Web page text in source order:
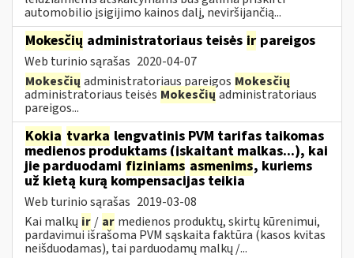
automobilio įsigijimo kainos dalį, neviršijančią...
Mokesčių administratoriaus teisės ir pareigos
Web turinio sąrašas 2020-04-07
Mokesčių administratoriaus pareigos Mokesčių
administratoriaus teisės Mokesčių administratoriaus
pareigos...
Kokia tvarka lengvatinis PVM tarifas taikomas
medienos produktams (įskaitant malkas...), kai
jie parduodami fiziniams asmenims, kuriems
už kietą kurą kompensacijas teikia
Web turinio sąrašas 2019-03-08
Kai malkų ir / ar medienos produktų, skirtų kūrenimui,
pardavimui išrašoma PVM sąskaita faktūra (kasos kvitas
neišduodamas), tai parduodamų malkų /...